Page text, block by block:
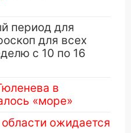
период для
для всех
с 10 по 16
в
«море»
ожидается